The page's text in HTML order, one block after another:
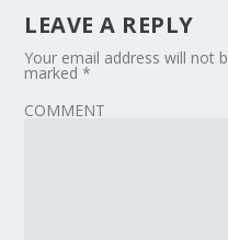
LEAVE A REPLY
Your email address will not
marked*
COMMENT